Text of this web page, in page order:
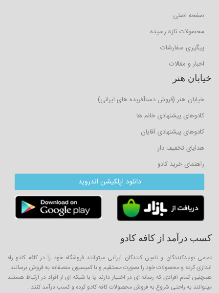
صفحه اصلی
محصولات تازه رسیده
پیگیری سفارشات
اخبار و مقالات
خیابان هنر
خیابان هنر (فروش دستآفریده های ایرانی)
کادوهای پیشنهادی خانم ها
کادوهای پیشنهادی آقایان
هدایای تخفیف دار
راهنمای خرید کادو
دانلود اپلکیشن اندروید
کسب درآمد از کافه کادو
تمامی تولیدکنندگان و تامین کنندگان ایرانی میتوانند فروشگاه خود را در کافه کادو راه
اندازی کرده و محصولات خود را بصورت مستقیم و با کمیسیون منصفانه به فروش برسانند .
همچنین تمام افرادی که رسانه ای در اختیار دارند یا با شبکه ای از افراد در ارتباط هستند
میتوانند به راحتی شروع به فروش محصولات کافه کادو کرده و کسب درآمد کنند .